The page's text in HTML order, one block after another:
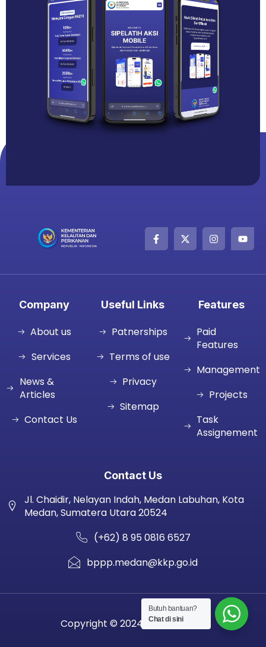
Company
About us
Services
News &
Articles
Contact Us
Useful Links
Patnerships
Terms of use
Privacy
Sitemap
Features
Paid
Features
Management
Projects
Task
Assignement
Contact Us
Jl. Chaidir, Nelayan Indah, Medan Labuhan, Kota
Medan, Sumatera Utara 20524
(+62) 8 95 0816 6527
bppp.medan@kkp.go.id
Copyright © 2024 BPPP MEDAN
Butuh bantuan?
Chat di sini